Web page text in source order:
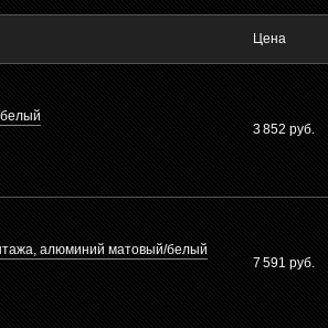
Цена
3 852 руб.
алюминий матовый/белый
7 591 руб.